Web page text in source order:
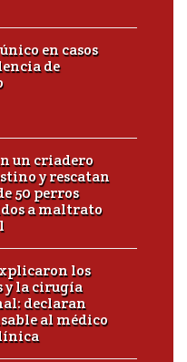
en casos
de
un criadero
y rescatan
50 perros
a maltrato
los
y la cirugía
declaran
al médico